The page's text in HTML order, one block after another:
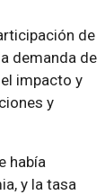
de
demanda de
impacto y
y
había
y la tasa